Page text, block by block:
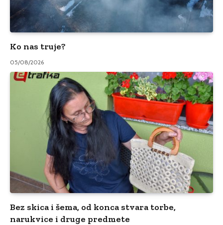
Ko nas truje?
05/08/2026
Bez skica i šema, od konca stvara torbe,
narukvice i druge predmete